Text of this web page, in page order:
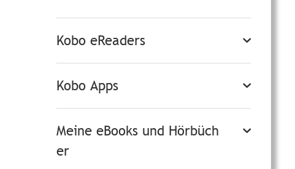
Kobo eReaders
Kobo Apps
Meine eBooks und Hörbüch
er